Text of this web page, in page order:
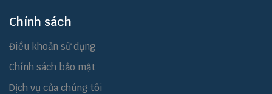
Chính sách
Điều khoản sử dụng
Chính sách bảo mật
Dịch vụ của chúng tôi